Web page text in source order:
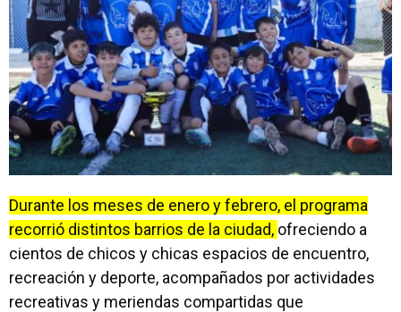
Durante los meses de enero y febrero, el programa
recorrió distintos barrios de la ciudad, ofreciendo a
cientos de chicos y chicas espacios de encuentro,
recreación y deporte, acompañados por actividades
recreativas y meriendas compartidas que